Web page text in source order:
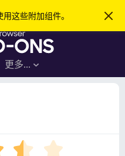
用这些附加组件。
忽
此
更多…
登录